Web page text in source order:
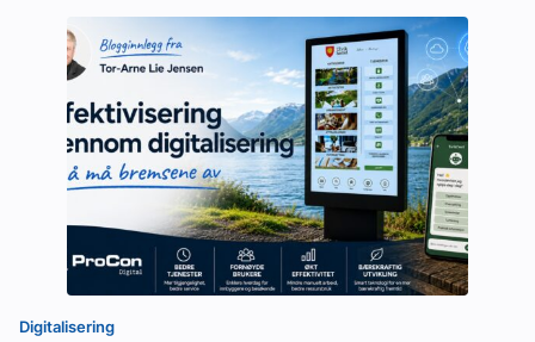
Digitalisering